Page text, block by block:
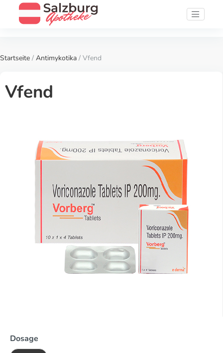
Startseite / Antimykotika / Vfend
Vfend
Dosage